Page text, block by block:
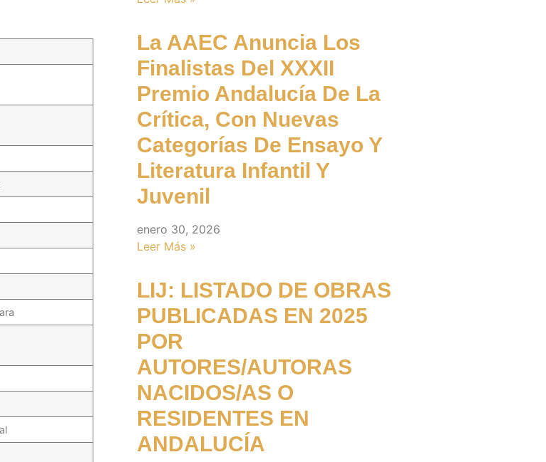
La AAEC Anuncia Los
Finalistas Del XXXII
Premio Andalucía De La
Crítica, Con Nuevas
Categorías De Ensayo Y
Literatura Infantil Y
Juvenil
enero 30, 2026
Leer Más »
LIJ: LISTADO DE OBRAS
PUBLICADAS EN 2025
POR
AUTORES/AUTORAS
NACIDOS/AS O
RESIDENTES EN
ANDALUCÍA